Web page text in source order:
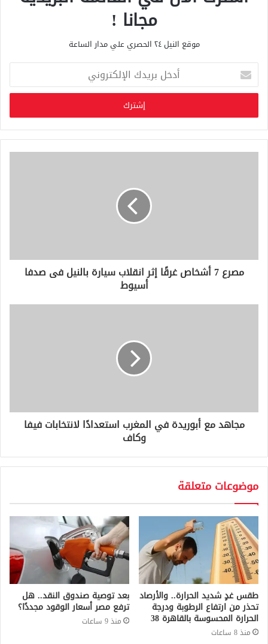
مجانا !
موقع النيل ٢٤ الحصري علي مدار الساعة
خ
ب
ر
ي
د
ر
مصرع 7 أشخاص غرقًا إثر انقلاب سيارة بالنيل فى صدفا
أسيوط
مجاهد مع أبوريدة في المغرب استعدادًا لانتخابات فيفا
وكاف
موضوعات متعلقة
طقس غدٍ شديد الحرارة.. والأرصاد
تحذر من ارتفاع الرطوبة ودرجة
الحرارة المحسوسة بالقاهرة 38
منذ 8 ساعات
بعد توصية صندوق النقد.. هل
ترفع مصر أسعار الوقود مجددًا؟
منذ 9 ساعات